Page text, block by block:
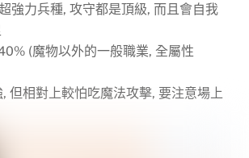
強力兵種, 攻守都是頂級, 而且會自我
(魔物以外的一般職業, 全屬性
, 但相對上較怕吃魔法攻擊, 要注意場上